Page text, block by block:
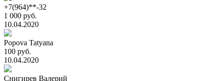
+7(964)**-32
1 000 руб.
10.04.2020
Popova Tatyana
100 руб.
10.04.2020
Снигирев Валерий